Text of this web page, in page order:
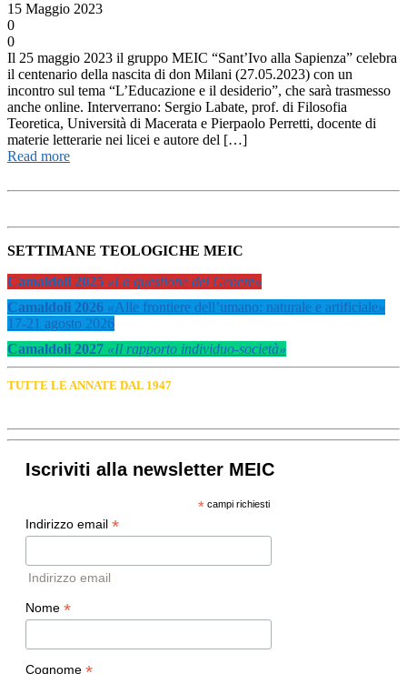
15 Maggio 2023
0
0
Il 25 maggio 2023 il gruppo MEIC “Sant’Ivo alla Sapienza” celebra
il centenario della nascita di don Milani (27.05.2023) con un
incontro sul tema “L’Educazione e il desiderio”, che sarà trasmesso
anche online. Interverrano: Sergio Labate, prof. di Filosofia
Teoretica, Università di Macerata e Pierpaolo Perretti, docente di
materie letterarie nei licei e autore del […]
Read more
SETTIMANE TEOLOGICHE MEIC
Camaldoli 2025 «La questione del Genere»
Camaldoli 2026 «Alle frontiere dell’umano: naturale e artificiale»
17-21 agosto 2026
Camaldoli 2027 «Il rapporto individuo-società»
TUTTE LE ANNATE DAL 1947
Iscriviti alla newsletter MEIC
*campi richiesti
Indirizzo email *
Indirizzo email
Nome *
Cognome